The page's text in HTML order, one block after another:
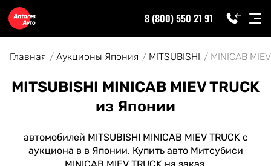
8 (800) 550 21 91
Главная Аукционы Япония MITSUBISHI MINICAB
MITSUBISHI MINICAB MIEV TRUCK
из Японии
автомобилей MITSUBISHI MINICAB MIEV TRUCK с
аукциона в в Японии. Купить авто Митсубиси